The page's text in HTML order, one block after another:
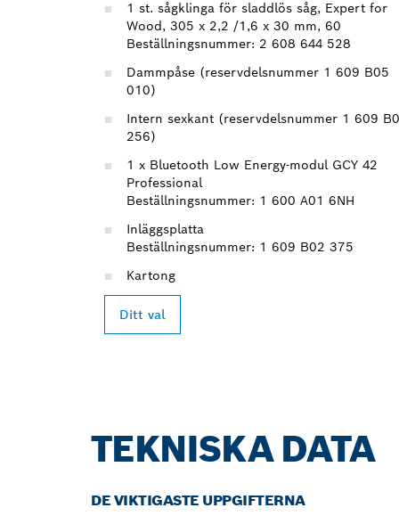
1 st. sågklinga för sladdlös såg, Expert for
Wood, 305 x 2,2 /1,6 x 30 mm, 60
Beställningsnummer: 2 608 644 528
Dammpåse (reservdelsnummer 1 609 B05
010)
Intern sexkant (reservdelsnummer 1 609
256)
1 x Bluetooth Low Energy-modul GCY 42
Professional
Beställningsnummer: 1 600 A01 6NH
Inläggsplatta
Beställningsnummer: 1 609 B02 375
Kartong
Ditt val
TEKNISKA DATA
DE VIKTIGASTE UPPGIFTERNA